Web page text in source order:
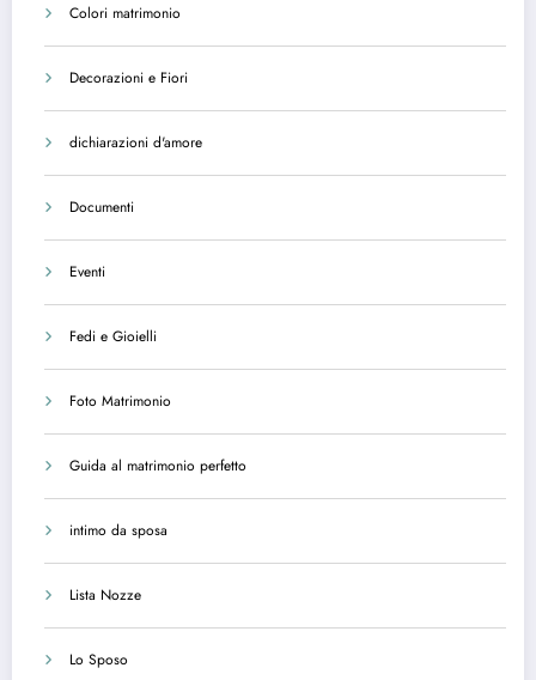
Colori matrimonio
Decorazioni e Fiori
dichiarazioni d'amore
Documenti
Eventi
Fedi e Gioielli
Foto Matrimonio
Guida al matrimonio perfetto
intimo da sposa
Lista Nozze
Lo Sposo